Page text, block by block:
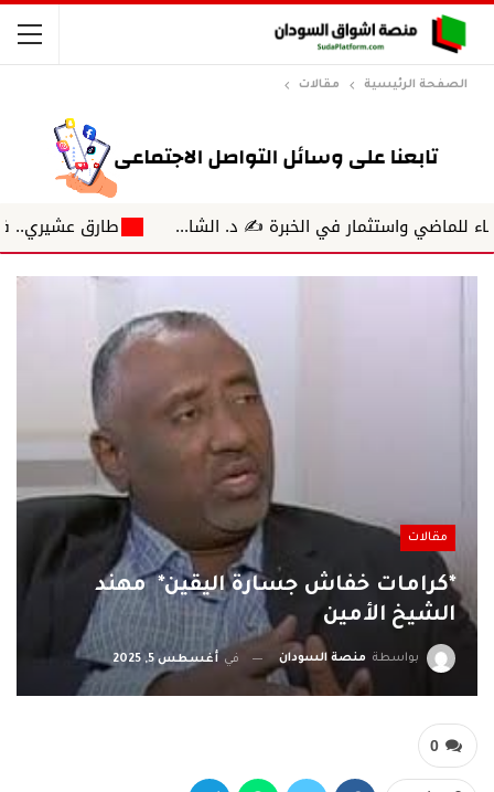
الصفحة الرئيسية مقالات
واستثمار في الخبرة ✍️ د. الشا... طارق عشيري.. فارس
مقالات
*كرامات خفاش جسارة اليقين* مهند
الشيخ الأمين
بواسطة منصة السودان في أغسطس 5, 2025
0